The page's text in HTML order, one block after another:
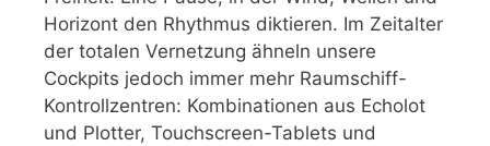
Horizont den Rhythmus diktieren. Im Zeitalter
der totalen Vernetzung ähneln unsere
Cockpits jedoch immer mehr Raumschiff-
Kontrollzentren: Kombinationen aus Echolot
und Plotter, Touchscreen-Tablets und